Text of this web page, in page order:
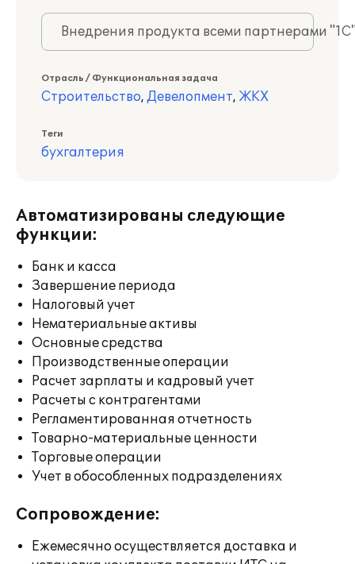
Внедрения продукта всеми партнерами
Отрасль / Функциональная задача
Строительство, Девелопмент, ЖКХ
Теги
бухгалтерия
Автоматизированы следующие
функции:
Банк и касса
Завершение периода
Налоговый учет
Нематериальные активы
Основные средства
Производственные операции
Расчет зарплаты и кадровый учет
Расчеты с контрагентами
Регламентированная отчетность
Товарно-материальные ценности
Торговые операции
Учет в обособленных подразделениях
Сопровождение:
Ежемесячно осуществляется доставка и